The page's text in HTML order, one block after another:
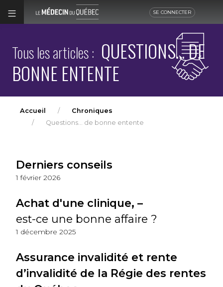
SE CONNECTER
Tous les articles : QUESTIONS... DE
BONNE ENTENTE
Accueil
Chroniques
Questions... de bonne entente
Derniers conseils
1 février 2026
Achat d'une clinique, –
est-ce une bonne affaire ?
1 décembre 2025
Assurance invalidité et rente
d’invalidité de la Régie des rentes